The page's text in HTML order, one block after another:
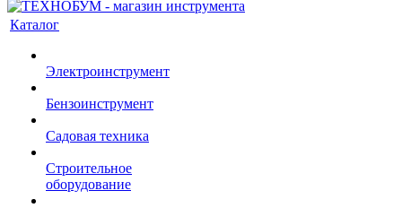
Каталог
Электроинструмент
Бензоинструмент
Садовая техника
Строительное
оборудование